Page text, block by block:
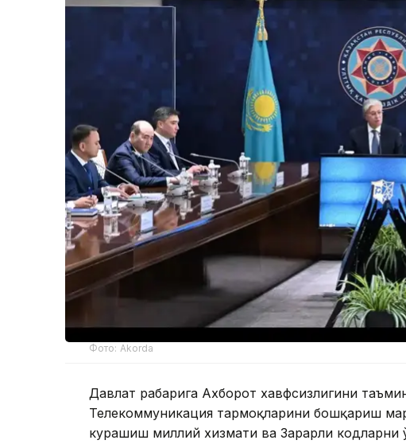
Фото: Akorda
Давлат раҳбарига Ахборот хавфсизлигини
Телекоммуникация тармоқларини бошқариш
курашиш миллий хизмати ва Зарарли кодларни